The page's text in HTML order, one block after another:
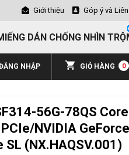
Giới thiệu Góp ý và
DÁN CHỐNG NHÌN
GIỎ HÀNG 0
NHẬP
56G-78QS Core
NVIDIA GeForce
SL (NX.HAQSV.001)